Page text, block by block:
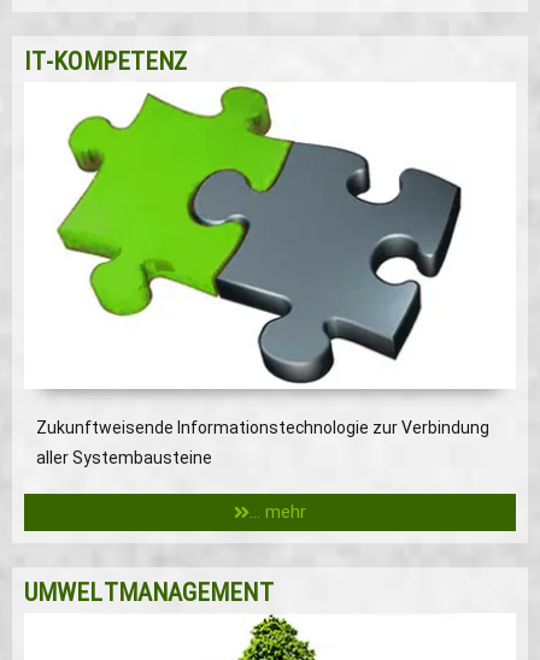
IT-KOMPETENZ
Zukunftweisende Informationstechnologie zur Verbindung
aller Systembausteine
... mehr
UMWELTMANAGEMENT